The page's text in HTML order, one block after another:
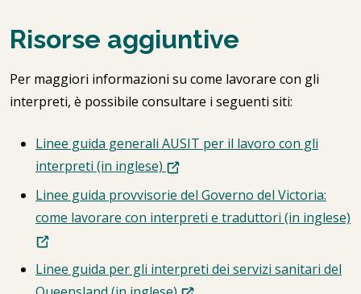
Risorse aggiuntive
Per maggiori informazioni su come lavorare con gli
interpreti, è possibile consultare i seguenti siti:
Linee guida generali AUSIT per il lavoro con gli
interpreti (in inglese)
Linee guida provvisorie del Governo del Victoria:
come lavorare con interpreti e traduttori (in inglese)
Linee guida per gli interpreti dei servizi sanitari del